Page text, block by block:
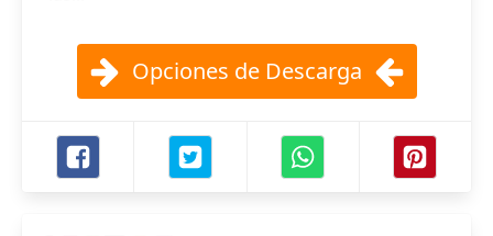
Opciones de Descarga